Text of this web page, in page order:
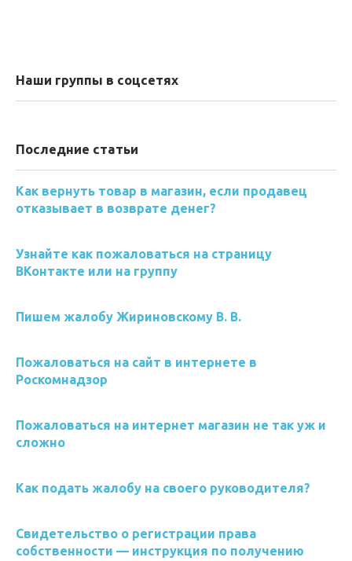
Наши группы в соцсетях
Последние статьи
Как вернуть товар в магазин, если продавец
отказывает в возврате денег?
Узнайте как пожаловаться на страницу
ВКонтакте или на группу
Пишем жалобу Жириновскому В. В.
Пожаловаться на сайт в интернете в
Роскомнадзор
Пожаловаться на интернет магазин не так уж и
сложно
Как подать жалобу на своего руководителя?
Свидетельство о регистрации права
собственности — инструкция по получению